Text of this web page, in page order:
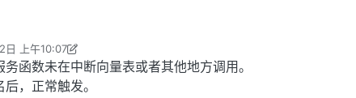
日 上午10:07
2026年3月2日 下午6:31
函数未在中断向量表或者其他地方调用。
，正常触发。